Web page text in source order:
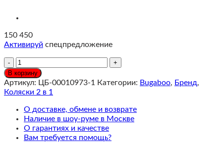
150 450
Активируй спецпредложение
Количество
Bugaboo
Dragonfly
Коляска
в
1,
шасси
Black,
В корзину
Артикул: ЦБ-00010973-1 Категории: Bugaboo, Бренд,
Коляски 2 в 1
О доставке, обмене и возврате
Наличие в шоу-руме в Москве
О гарантиях и качестве
Вам требуется помощь?